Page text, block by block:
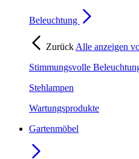
Beleuchtung
Zurück Alle anzeigen
Stimmungsvolle
Stehlampen
Wartungsprodukte
Gartenmöbel